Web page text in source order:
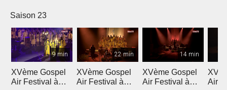
Saison 23
9 min
XVème Gospel
Air Festival à
22 min
XVème Gospel
Air Festival à
14 min
XVème Gospel
Air Festival à
Air